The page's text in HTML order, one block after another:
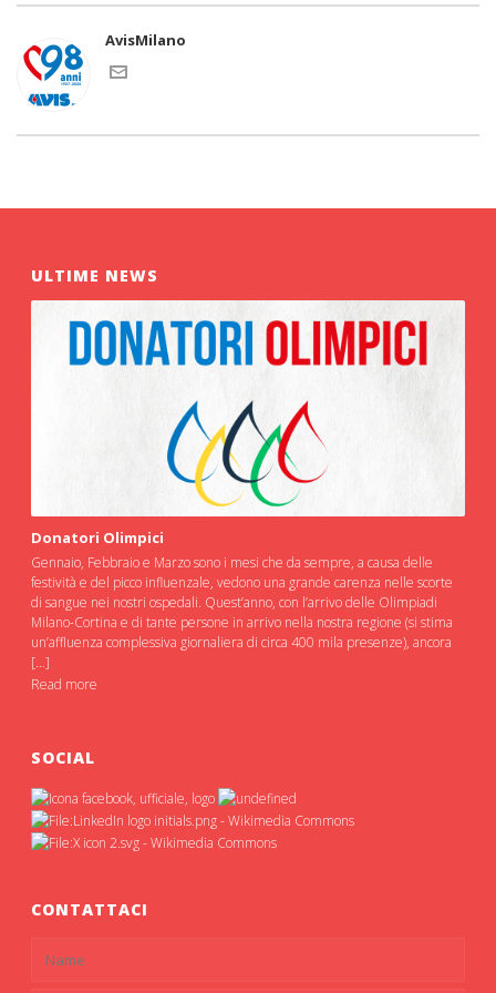
AvisMilano
ULTIME NEWS
Donatori Olimpici
Gennaio, Febbraio e Marzo sono i mesi che da sempre, a causa delle
festività e del picco influenzale, vedono una grande carenza nelle scorte
di sangue nei nostri ospedali. Quest’anno, con l’arrivo delle Olimpiadi
Milano-Cortina e di tante persone in arrivo nella nostra regione (si stima
un’affluenza complessiva giornaliera di circa 400 mila presenze), ancora
[…]
Read more
SOCIAL
CONTATTACI